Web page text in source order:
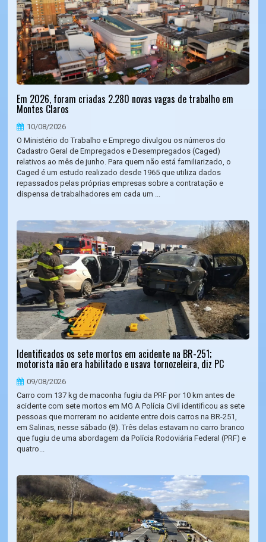
Em 2026, foram criadas 2.280 novas vagas de trabalho em
Montes Claros
10/08/2026
O Ministério do Trabalho e Emprego divulgou os números do
Cadastro Geral de Empregados e Desempregados (Caged)
relativos ao mês de junho. Para quem não está familiarizado, o
Caged é um estudo realizado desde 1965 que utiliza dados
repassados pelas próprias empresas sobre a contratação e
dispensa de trabalhadores em cada um ...
Identificados os sete mortos em acidente na BR-251;
motorista não era habilitado e usava tornozeleira, diz PC
09/08/2026
Carro com 137 kg de maconha fugiu da PRF por 10 km antes de
acidente com sete mortos em MG A Polícia Civil identificou as sete
pessoas que morreram no acidente entre dois carros na BR-251,
em Salinas, nesse sábado (8). Três delas estavam no carro branco
que fugiu de uma abordagem da Polícia Rodoviária Federal (PRF) e
quatro...